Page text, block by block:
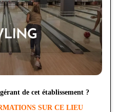
de cet établissement ?
SUR CE LIEU